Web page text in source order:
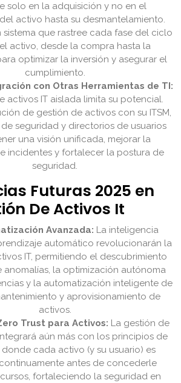
solo en la adquisición y no en el
activo hasta su desmantelamiento.
sistema que rastree cada fase del ciclo
activo, desde la compra hasta la
optimizar la inversión y asegurar el
cumplimiento.
con Otras Herramientas de TI:
activos IT aislada limita su potencial.
de gestión de activos con su ITSM,
seguridad y directorios de usuarios
una visión unificada, mejorar la
incidentes y fortalecer la postura de
seguridad.
Futuras 2025 en
De Activos It
Avanzada: La inteligencia
automático revolucionarán la
IT, permitiendo el descubrimiento
anomalías, la optimización autónoma
y la automatización inteligente de
y aprovisionamiento de
activos.
Trust para Activos: La gestión de
aún más con los principios de
donde cada activo (y su usuario) es
antes de concederle
fortaleciendo la seguridad en